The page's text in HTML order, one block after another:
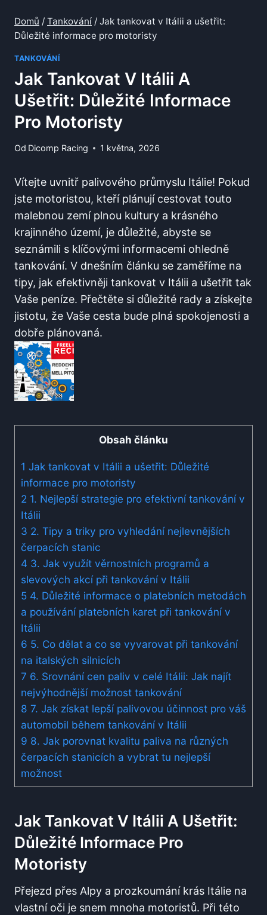
Domů / Tankování / Jak tankovat v Itálii a ušetřit:
Důležité informace pro motoristy
TANKOVÁNÍ
Jak Tankovat V Itálii A
Ušetřit: Důležité Informace
Pro Motoristy
Od Dicomp Racing 1 května, 2026
Vítejte uvnitř palivového průmyslu Itálie! Pokud
jste ‍motoristou, kteří plánují cestovat touto
malebnou zemí plnou kultury a krásného
krajinného území, je důležité, abyste se
seznámili s klíčovými‍ informacemi ohledně
tankování. V ‌dnešním článku‌ se zaměříme⁤ na
tipy, jak efektivněji tankovat ⁤v Itálii a ušetřit tak
Vaše peníze. Přečtěte si ‌důležité rady a ⁣získejte
jistotu, že Vaše cesta bude plná spokojenosti a⁣
dobře plánovaná.
Obsah článku
1 Jak tankovat v Itálii a ušetřit: Důležité
informace pro motoristy
2 1. Nejlepší strategie pro efektivní tankování v
Itálii
3 2. Tipy a ⁣triky pro ​vyhledání nejlevnějších
čerpacích stanic
4 3. Jak ⁤využít věrnostních programů a
slevových akcí při ⁢tankování v Itálii
5 4. Důležité informace o platebních metodách
a používání platebních karet při tankování v
‌Itálii
6 5. Co‍ dělat a co⁣ se vyvarovat při tankování
na italských silnicích
7 6. Srovnání cen paliv v celé Itálii: Jak najít
nejvýhodnější možnost ​tankování
8 7. Jak získat lepší palivovou účinnost​ pro váš
automobil během tankování ‌v Itálii
9 8. Jak porovnat kvalitu paliva⁢ na ​různých
čerpacích stanicích⁢ a vybrat tu nejlepší
možnost
Jak Tankovat V Itálii A Ušetřit:
Důležité Informace Pro
Motoristy
Přejezd přes Alpy a prozkoumání ⁢krás Itálie na
vlastní oči je snem mnoha motoristů. Při této